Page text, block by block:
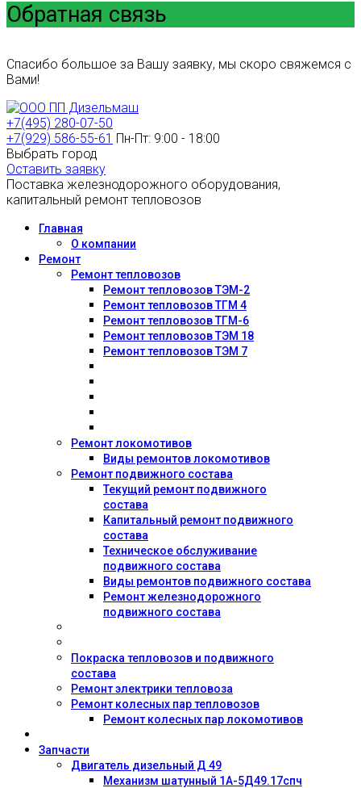
Обратная связь
Спасибо большое за Вашу заявку, мы скоро свяжемся с
Вами!
+7(495) 280-07-50
+7(929) 586-55-61 Пн-Пт: 9:00 - 18:00
Выбрать город
Оставить заявку
Поставка железнодорожного оборудования,
капитальный ремонт тепловозов
Главная
О компании
Ремонт
Ремонт тепловозов
Ремонт тепловозов ТЭМ-2
Ремонт тепловозов ТГМ 4
Ремонт тепловозов ТГМ-6
Ремонт тепловозов ТЭМ 18
Ремонт тепловозов ТЭМ 7
Ремонт локомотивов
Виды ремонтов локомотивов
Ремонт подвижного состава
Текущий ремонт подвижного
состава
Капитальный ремонт подвижного
состава
Техническое обслуживание
подвижного состава
Виды ремонтов подвижного состава
Ремонт железнодорожного
подвижного состава
Покраска тепловозов и подвижного
состава
Ремонт электрики тепловоза
Ремонт колесных пар тепловозов
Ремонт колесных пар локомотивов
Запчасти
Двигатель дизельный Д 49
Механизм шатунный 1А-5Д49.17спч